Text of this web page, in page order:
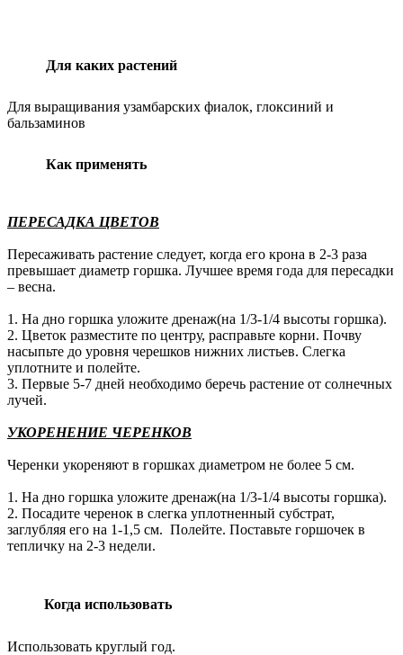
Для каких растений
Для выращивания узамбарских фиалок, глоксиний и
бальзаминов
Как применять
ПЕРЕСАДКА ЦВЕТОВ
Пересаживать растение следует, когда его крона в 2-3 раза
превышает диаметр горшка. Лучшее время года для пересадки
– весна.
1. На дно горшка уложите дренаж(на 1/3-1/4 высоты горшка).
2. Цветок разместите по центру, расправьте корни. Почву
насыпьте до уровня черешков нижних листьев. Слегка
уплотните и полейте.
3. Первые 5-7 дней необходимо беречь растение от солнечных
лучей.
УКОРЕНЕНИЕ ЧЕРЕНКОВ
Черенки укореняют в горшках диаметром не более 5 см.
1. На дно горшка уложите дренаж(на 1/3-1/4 высоты горшка).
2. Посадите черенок в слегка уплотненный субстрат,
заглубляя его на 1-1,5 см. Полейте. Поставьте горшочек в
тепличку на 2-3 недели.
Когда использовать
Использовать круглый год.